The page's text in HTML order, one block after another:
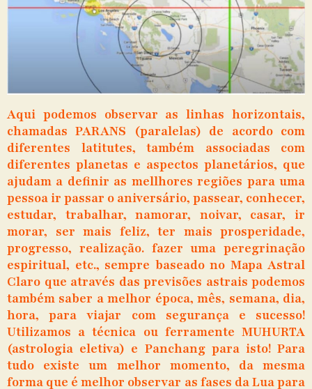
Aqui podemos observar as linhas horizontais,
chamadas PARANS (paralelas) de acordo com
diferentes latitutes, também associadas com
diferentes planetas e aspectos planetários, que
ajudam a definir as mellhores regiões para uma
pessoa ir passar o aniversário, passear, conhecer,
estudar, trabalhar, namorar, noivar, casar, ir
morar, ser mais feliz, ter mais prosperidade,
progresso, realização. fazer uma peregrinação
espiritual, etc., sempre baseado no Mapa Astral
Claro que através das previsões astrais podemos
também saber a melhor época, mês, semana, dia,
hora, para viajar com segurança e sucesso!
Utilizamos a técnica ou ferramente MUHURTA
(astrologia eletiva) e Panchang para isto! Para
tudo existe um melhor momento, da mesma
forma que é melhor observar as fases da Lua para